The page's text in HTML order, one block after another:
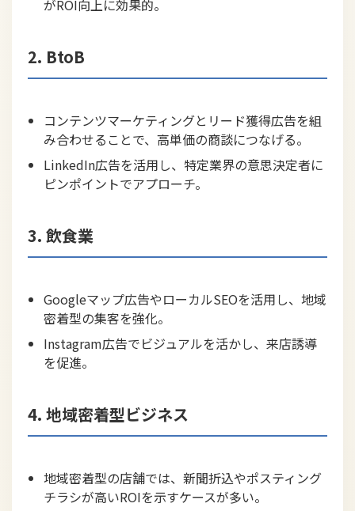
がROI向上に効果的。
2. BtoB
コンテンツマーケティングとリード獲得広告を組
み合わせることで、高単価の商談につなげる。
LinkedIn広告を活用し、特定業界の意思決定者に
ピンポイントでアプローチ。
3. 飲食業
Googleマップ広告やローカルSEOを活用し、地域
密着型の集客を強化。
Instagram広告でビジュアルを活かし、来店誘導
を促進。
4. 地域密着型ビジネス
地域密着型の店舗では、新聞折込やポスティング
チラシが高いROIを示すケースが多い。